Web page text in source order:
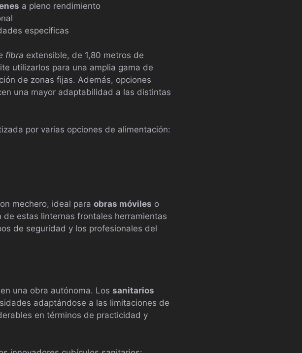
a pleno rendimiento
específicas
fibra extensible, de 1,80 metros de
utilizarlos para una amplia gama de
de zonas fijas. Además, opciones
una mayor adaptabilidad a las distintas
por varias opciones de alimentación:
mechero, ideal para obras móviles o
estas linternas frontales herramientas
de seguridad y los profesionales del
una obra autónoma. Los sanitarios
adaptándose a las limitaciones de
en términos de practicidad y